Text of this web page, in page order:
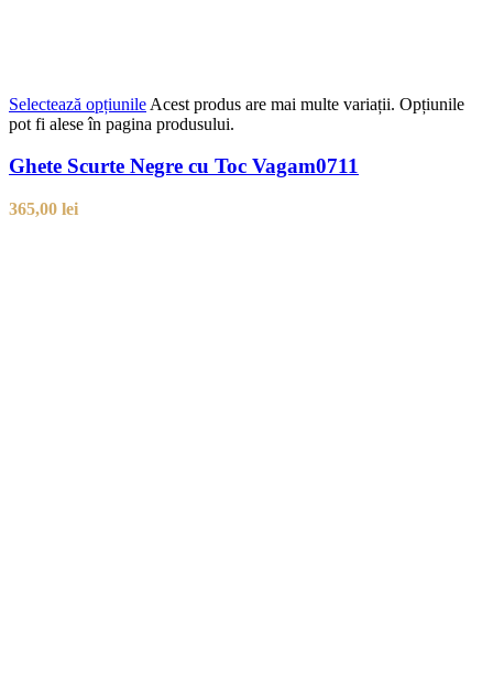
Selectează opțiunile Acest produs are mai multe variații. Opțiunile
pot fi alese în pagina produsului.
Ghete Scurte Negre cu Toc Vagam0711
365,00 lei